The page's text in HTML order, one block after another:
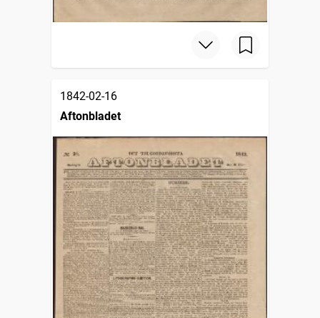
1842-02-16
Aftonbladet